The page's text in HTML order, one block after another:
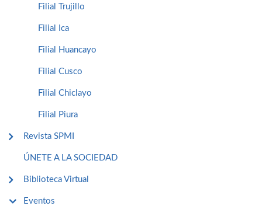
Filial Trujillo
Filial Ica
Filial Huancayo
Filial Cusco
Filial Chiclayo
Filial Piura
Revista SPMI
ÚNETE A LA SOCIEDAD
Biblioteca Virtual
Eventos